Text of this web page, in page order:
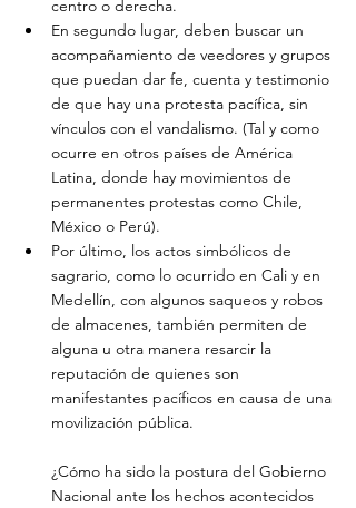
centro o derecha.
En segundo lugar, deben buscar un
acompañamiento de veedores y grupos
que puedan dar fe, cuenta y testimonio
de que hay una protesta pacífica, sin
vínculos con el vandalismo. (Tal y como
ocurre en otros países de América
Latina, donde hay movimientos de
permanentes protestas como Chile,
México o Perú).
Por último, los actos simbólicos de
sagrario, como lo ocurrido en Cali y en
Medellín, con algunos saqueos y robos
de almacenes, también permiten de
alguna u otra manera resarcir la
reputación de quienes son
manifestantes pacíficos en causa de una
movilización pública.
¿Cómo ha sido la postura del Gobierno
Nacional ante los hechos acontecidos